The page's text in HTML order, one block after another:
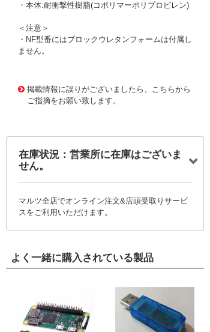
・本体:耐衝撃性樹脂(コポリマーポリプロピレン)
＜注意＞
・NF型番にはブロックウレタンフォームは付属し
ません。
掲載情報に誤りがございましたら、こちらから
ご指摘をお願い致します。
在庫状況：営業所に在庫はございま
せん。
マルツ全店でオンライン注文&店頭受取りサービ
スをご利用いただけます。
よく一緒に購入されている製品